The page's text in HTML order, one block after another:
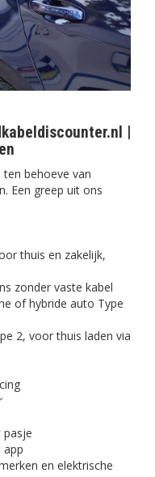
|
behoeve van
Een greep uit ons
thuis en zakelijk,
zonder vaste kabel
of hybride auto Type
2, voor thuis laden via
pasje
app
en elektrische